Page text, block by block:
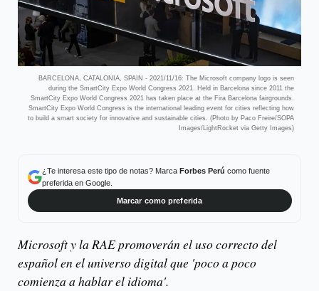
BARCELONA, CATALONIA, SPAIN - 2021/11/16: The Microsoft company logo is seen
during the SmartCity Expo World Congress 2021. Held in Barcelona since 2011 the
SmartCity Expo World Congress 2021 has taken place at the Fira Barcelona fairgrounds.
SmartCity Expo World Congress is the international leading event for cities reflecting how
to build a smart society for innovative and sustainable cities. (Photo by Paco Freire/SOPA
Images/LightRocket via Getty Images)
¿Te interesa este tipo de notas? Marca Forbes Perú como fuente
preferida en Google.
Marcar como preferida
Microsoft y la RAE promoverán el uso correcto del
español en el universo digital que 'poco a poco
comienza a hablar el idioma'.